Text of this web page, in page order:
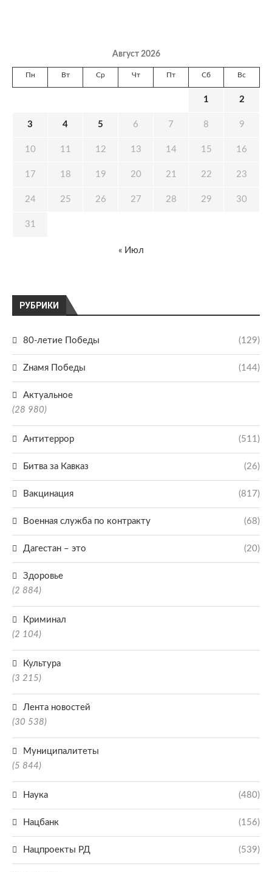
РУБРИКИ
80-летие Победы (129)
Zнамя Победы (144)
Актуальное
(28 980)
Антитеррор (511)
Битва за Кавказ (26)
Вакцинация (817)
Военная служба по контракту (68)
Дагестан – это (20)
Здоровье
(2 884)
Криминал
(2 104)
Культура
(3 215)
Лента новостей
(30 538)
Муниципалитеты
(5 844)
Наука (480)
Нацбанк (156)
Нацпроекты РД (539)
Август 2026
Пн Вт Ср Чт Пт Сб Вс
1 2
3 4 5 6 7 8 9
10 11 12 13 14 15 16
17 18 19 20 21 22 23
24 25 26 27 28 29 30
31
« Июл